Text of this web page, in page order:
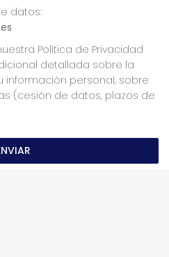
datos:
Política de Privacidad
detallada sobre la
información personal, sobre
(cesión de datos, plazos de